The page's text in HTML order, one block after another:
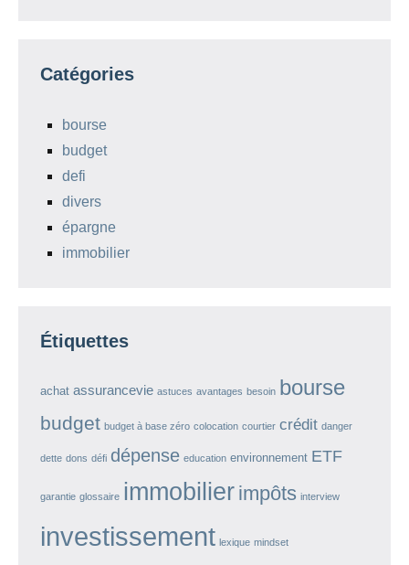
Catégories
bourse
budget
defi
divers
épargne
immobilier
Étiquettes
achat assurancevie astuces avantages besoin bourse
budget budget à base zéro colocation courtier crédit danger
dette dons défi dépense education environnement ETF
garantie glossaire immobilier impôts interview
investissement lexique mindset